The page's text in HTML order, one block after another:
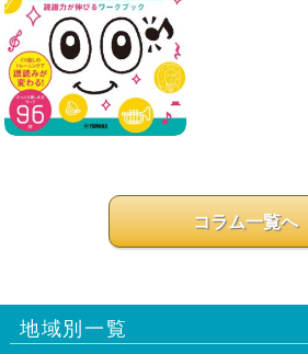
コラム一覧へ
地域別一覧